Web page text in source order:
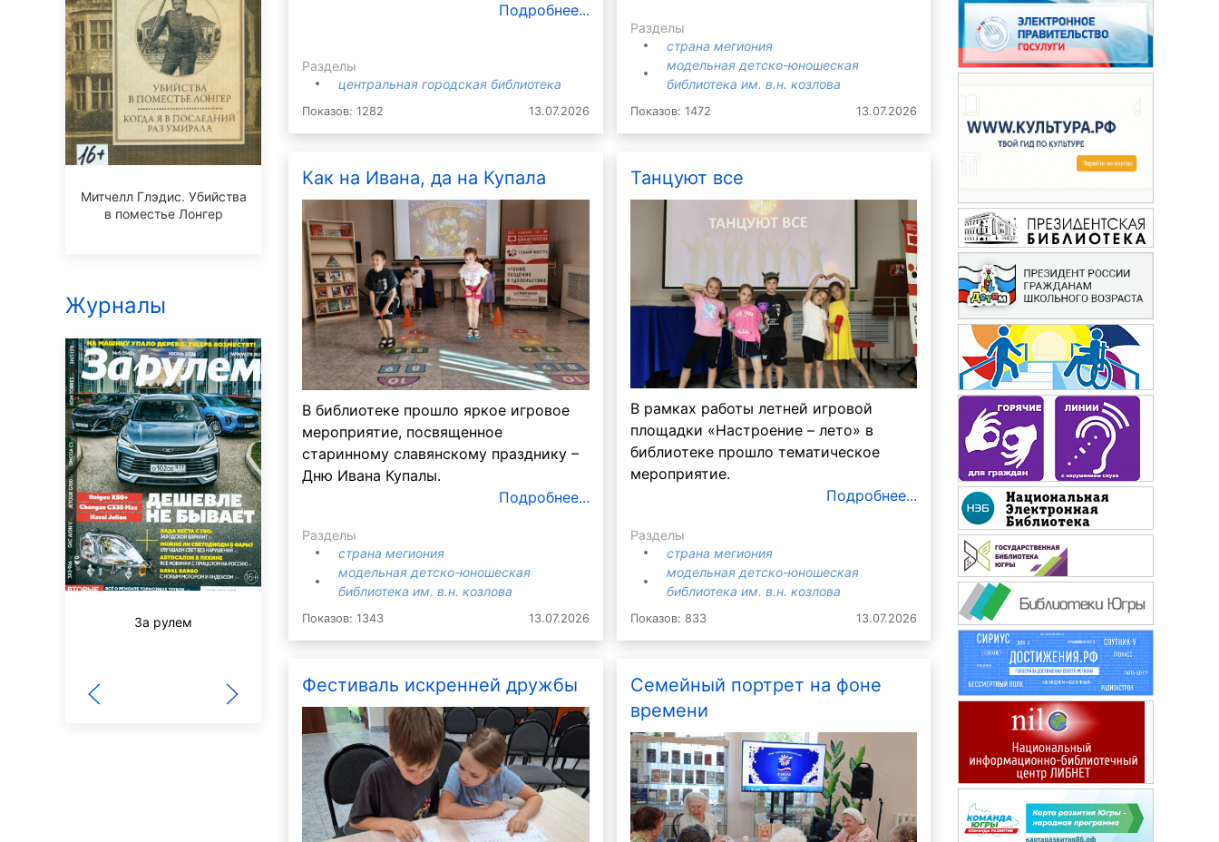
Митчелл Глэдис. Убийства
в поместье Лонгер
Журналы
За рулем
Маруся
Подробнее...
Разделы
центральная городская библиотека
Показов: 1282 13.07.2026
Разделы
страна мегиония
модельная детско-юношеская
библиотека им. в.н. козлова
Показов: 1472 13.07.2026
Как на Ивана, да на Купала
В библиотеке прошло яркое игровое
мероприятие, посвященное
старинному славянскому празднику –
Дню Ивана Купалы.
Подробнее...
Разделы
страна мегиония
модельная детско-юношеская
библиотека им. в.н. козлова
Показов: 1343 13.07.2026
Танцуют все
В рамках работы летней игровой
площадки «Настроение – лето» в
библиотеке прошло тематическое
мероприятие.
Подробнее...
Разделы
страна мегиония
модельная детско-юношеская
библиотека им. в.н. козлова
Показов: 833 13.07.2026
Фестиваль искренней дружбы
Семейный портрет на фоне
времени